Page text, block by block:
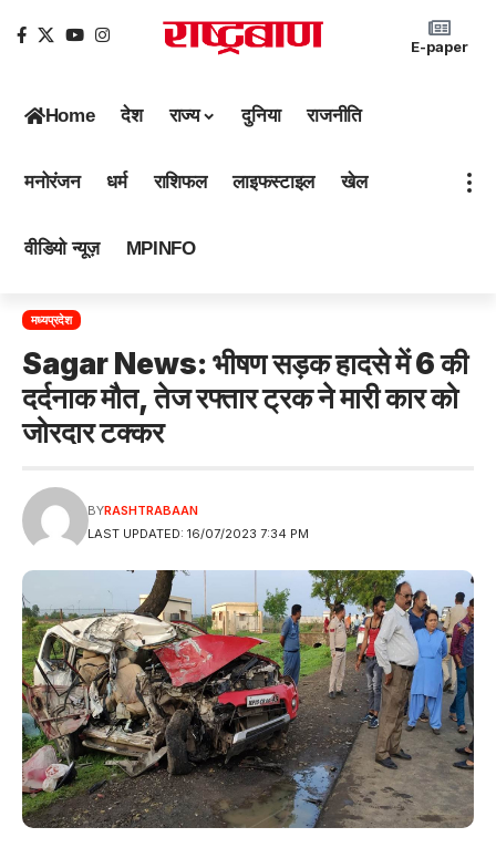
E-paper
Home देश राज्य दुनिया राजनीति
मनोरंजन धर्म राशिफल लाइफस्टाइल खेल
वीडियो न्यूज़ MPINFO
मध्यप्रदेश
Sagar News: भीषण सड़क हादसे में 6 की
दर्दनाक मौत, तेज रफ्तार ट्रक ने मारी कार को
जोरदार टक्कर
LAST UPDATED: 16/07/2023 7:34 PM
BYRASHTRABAAN